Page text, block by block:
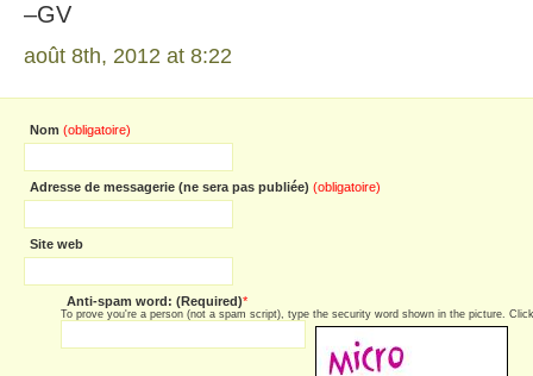
–GV
août 8th, 2012 at 8:22
Nom (obligatoire)
Adresse de messagerie (ne sera pas publiée) (obligatoire)
Site web
Anti-spam word: (Required)*
To prove you're a person (not a spam script), type the security word shown in the picture.